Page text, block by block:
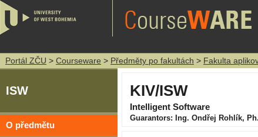
Portál ZČU > Courseware > Předměty po fakultách > Fakulta
ISW
O předmětu
KIV/ISW
Intelligent Software
Guarantors: Ing. Ondřej Rohlík,